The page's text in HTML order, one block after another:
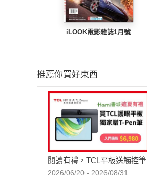
iLOOK電影雜誌1月號
推薦你買好東西
閱讀有禮，TCL平板送觸控筆
2026/06/20 - 2026/08/31